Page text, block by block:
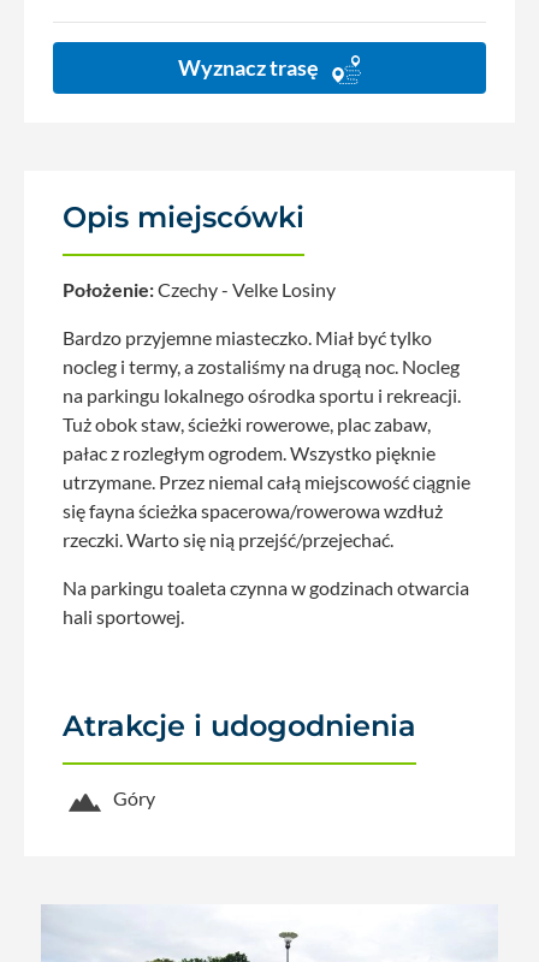
Wyznacz trasę
Opis miejscówki
Położenie:Czechy - Velke Losiny
Bardzo przyjemne miasteczko. Miał być tylko
nocleg i termy, a zostaliśmy na drugą noc. Nocleg
na parkingu lokalnego ośrodka sportu i rekreacji.
Tuż obok staw, ścieżki rowerowe, plac zabaw,
pałac z rozległym ogrodem. Wszystko pięknie
utrzymane. Przez niemal całą miejscowość ciągnie
się fayna ścieżka spacerowa/rowerowa wzdłuż
rzeczki. Warto się nią przejść/przejechać.
Na parkingu toaleta czynna w godzinach otwarcia
hali sportowej.
Atrakcje i udogodnienia
Góry